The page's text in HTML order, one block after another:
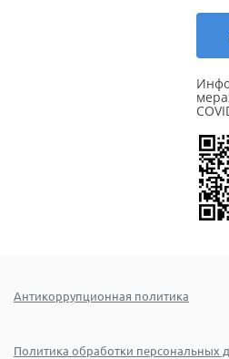
Антикоррупционная политика
Политика обработки персональных